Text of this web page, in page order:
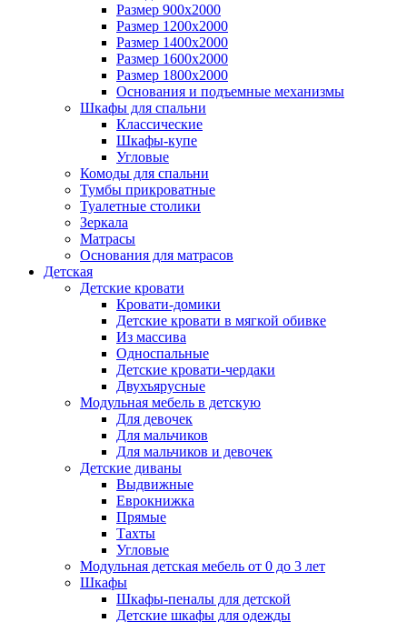
Размер 900х2000
Размер 1200х2000
Размер 1400х2000
Размер 1600х2000
Размер 1800х2000
Основания и подъемные механизмы
Шкафы для спальни
Классические
Шкафы-купе
Угловые
Комоды для спальни
Тумбы прикроватные
Туалетные столики
Зеркала
Матрасы
Основания для матрасов
Детская
Детские кровати
Кровати-домики
Детские кровати в мягкой обивке
Из массива
Односпальные
Детские кровати-чердаки
Двухъярусные
Модульная мебель в детскую
Для девочек
Для мальчиков
Для мальчиков и девочек
Детские диваны
Выдвижные
Еврокнижка
Прямые
Тахты
Угловые
Модульная детская мебель от 0 до 3 лет
Шкафы
Шкафы-пеналы для детской
Детские шкафы для одежды